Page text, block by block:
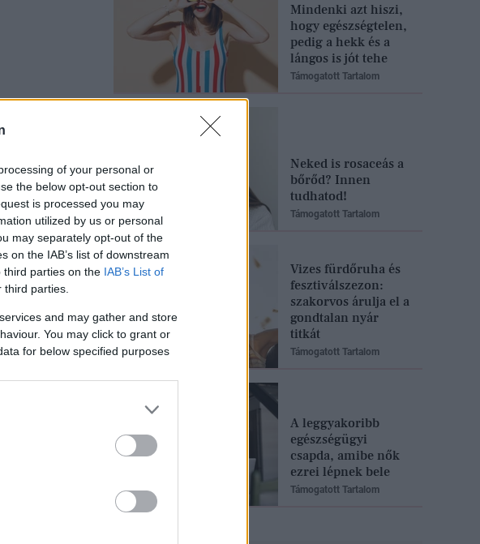
of your personal or
the below opt-out section to
is processed you may
utilized by us or personal
may separately opt-out of the
on the IAB’s list of downstream
third parties on the IAB’s List of
parties.
and may gather and store
You may click to grant or
for below specified purposes
Mindenki azt hiszi,
hogy egészségtelen,
pedig a hekk és a
lángos is jót tehe
Támogatott Tartalom
Neked is rosaceás a
bőrőd? Innen
tudhatod!
Támogatott Tartalom
Vizes fürdőruha és
fesztiválszezon:
szakorvos árulja el a
gondtalan nyár
titkát
Támogatott Tartalom
A leggyakoribb
egészségügyi
csapda, amibe nők
ezrei lépnek bele
Támogatott Tartalom